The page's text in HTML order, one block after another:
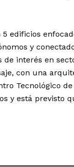
edificios
y
interés en
con una
Tecnológico
y está previsto